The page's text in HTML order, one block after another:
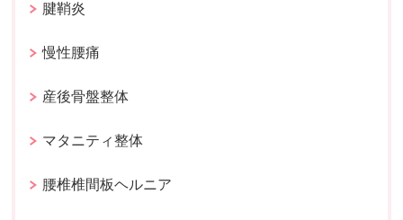
腱鞘炎
慢性腰痛
産後骨盤整体
マタニティ整体
腰椎椎間板ヘルニア